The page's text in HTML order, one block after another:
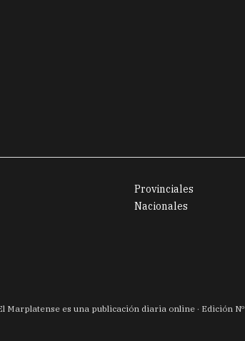
Provinciales
Nacionales
Marplatense es una publicación diaria online · Edición Nº